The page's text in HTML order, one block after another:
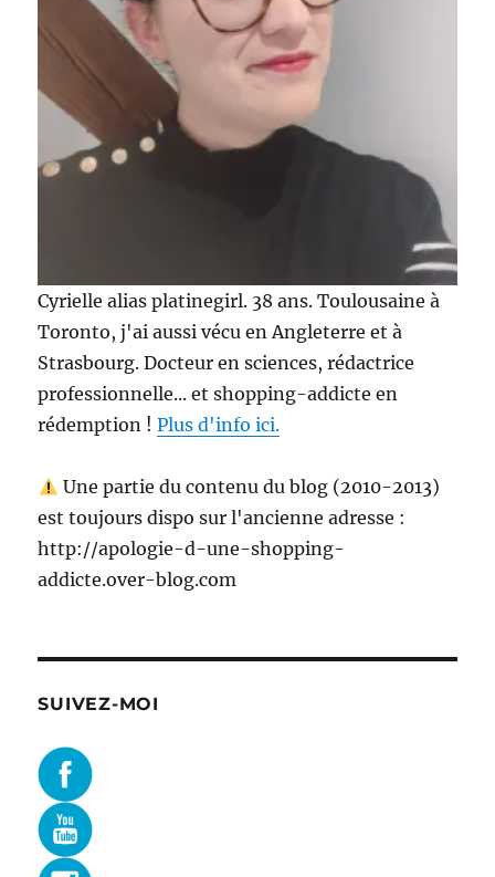
Cyrielle alias platinegirl. 38 ans. Toulousaine à
Toronto, j'ai aussi vécu en Angleterre et à
Strasbourg. Docteur en sciences, rédactrice
professionnelle... et shopping-addicte en
rédemption !Plus d'info ici.
Une partie du contenu du blog (2010-2013)
est toujours dispo sur l'ancienne adresse :
http://apologie-d-une-shopping-
addicte.over-blog.com
SUIVEZ-MOI